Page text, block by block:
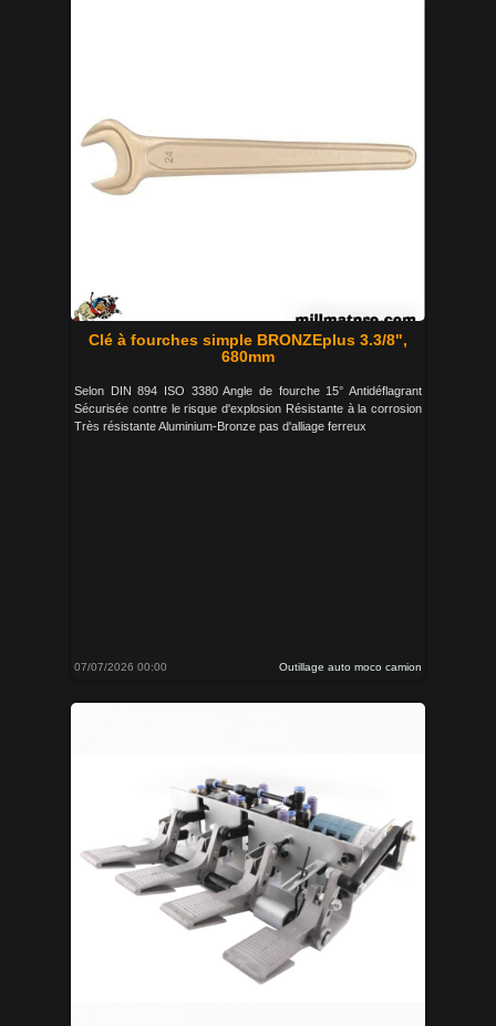
Clé à fourches simple BRONZEplus 3.3/8",
680mm
Selon DIN 894 ISO 3380 Angle de fourche 15° Antidéflagrant
Sécurisée contre le risque d'explosion Résistante à la corrosion
Très résistante Aluminium-Bronze pas d'alliage ferreux
07/07/2026 00:00 Outillage auto moco camion